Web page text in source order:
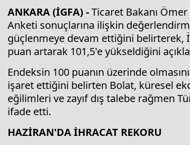
ANKARA (İGFA) -Ticaret Bakanı
Anketi sonuçlarına ilişkin
güçlenmeye devam ettiğini belirterek,
puan artarak 101,5'e yükseldiğini
Endeksin 100 puanın üzerinde
işaret ettiğini belirten Bolat, küresel
eğilimleri ve zayıf dış talebe rağmen
ifade etti.
HAZİRAN'DA İHRACAT REKORU